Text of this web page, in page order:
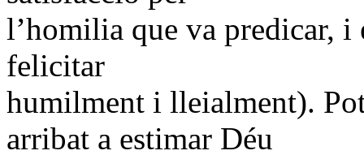
l’homilia que va predicar, i
felicitar
humilment i lleialment).
arribat a estimar Déu